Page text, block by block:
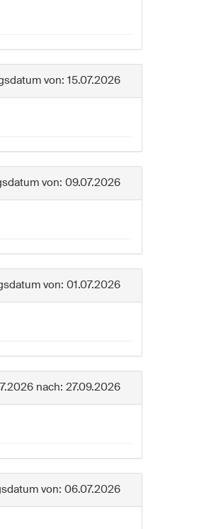
von: 15.07.2026
von: 09.07.2026
von: 01.07.2026
nach: 27.09.2026
von: 06.07.2026